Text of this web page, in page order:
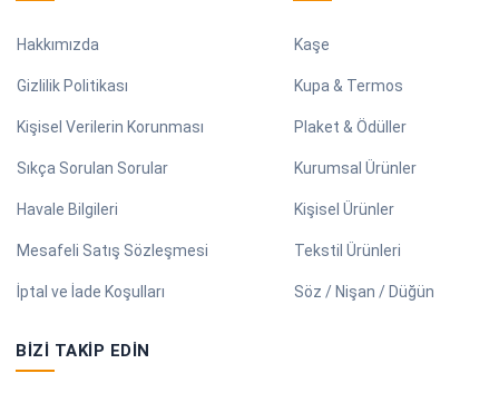
Hakkımızda
Gizlilik Politikası
Kişisel Verilerin Korunması
Sıkça Sorulan Sorular
Havale Bilgileri
Mesafeli Satış Sözleşmesi
İptal ve İade Koşulları
Kaşe
Kupa & Termos
Plaket & Ödüller
Kurumsal Ürünler
Kişisel Ürünler
Tekstil Ürünleri
Söz / Nişan / Düğün
BIZI TAKIP EDIN